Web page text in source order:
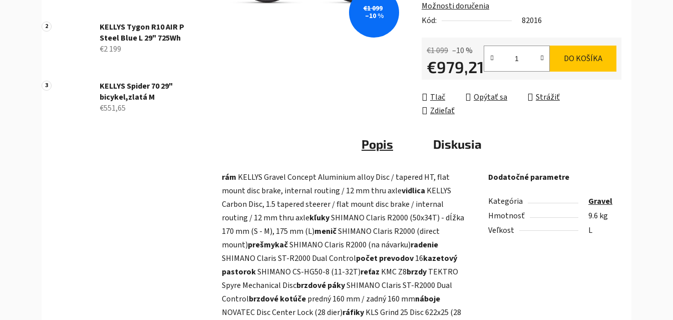
KELLYS Tygon R10 AIR P
Steel Blue L 29" 725Wh
€2 199
KELLYS Spider 70 29"
bicykel,zlatá M
€551,65
z
5
Možnosti doručenia
Kód:
82016
€1 099 –10 %
€979,21 DO KOŠÍKA
Tlač Opýtať sa
Strážiť
Zdieľať
€1 099
–10 %
Popis Diskusia
rám KELLYS Gravel Concept Aluminium alloy Disc / tapered HT, flat
mount disc brake, internal routing / 12 mm thru axlevidlica KELLYS
Carbon Disc, 1.5 tapered steerer / flat mount disc brake / internal
routing / 12 mm thru axlekľukySHIMANO Claris R2000 (50x34T) - dĺžka
170 mm (S - M), 175 mm (L)meničSHIMANO Claris R2000 (direct
mount)prešmykačSHIMANO Claris R2000 (na návarku)radenie
SHIMANO Claris ST-R2000 Dual Controlpočet prevodov16kazetový
pastorokSHIMANO CS-HG50-8 (11-32T)reťaz KMC Z8brzdyTEKTRO
Spyre Mechanical Discbrzdové pákySHIMANO Claris ST-R2000 Dual
Controlbrzdové kotúčepredný 160 mm / zadný 160 mmnáboje
NOVATEC Disc Center Lock (28 dier)ráfikyKLS Grind 25 Disc 622x25 (28
Dodatočné parametre
Kategória
Gravel
Hmotnosť
9.6 kg
Veľkost
L